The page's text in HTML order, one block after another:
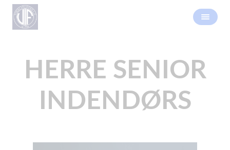
HERRE SENIOR
INDENDØRS